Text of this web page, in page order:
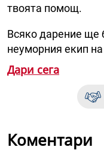
твоята помощ.
Всяко дарение ще
неуморния екип на
Дари сега
Коментари